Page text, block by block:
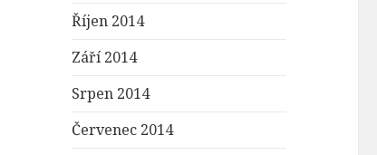
Říjen 2014
Září 2014
Srpen 2014
Červenec 2014